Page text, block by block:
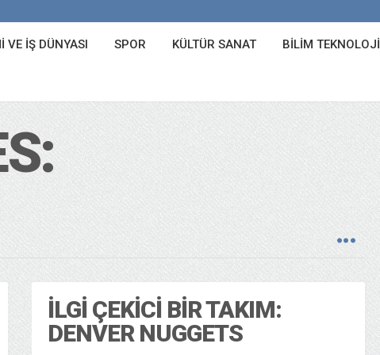
VE İŞ DÜNYASI SPOR KÜLTÜR SANAT BILIM TEKNOLOJI
İLGI ÇEKICI BIR TAKIM:
DENVER NUGGETS